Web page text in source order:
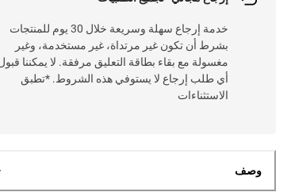
خدمة إرجاع سهلة وسريعة خلال 30 يوم للمنتجات
بشرط أن تكون غير مرتداة، غير مستخدمة، وغير
مغسولة مع بقاء بطاقة التعليق مرفقة. لا يمكننا
أي طلب إرجاع لا يستوفي هذه الشروط. *تطبق
الاستثناءات
وصف